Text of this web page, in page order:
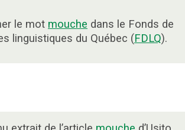
le mot mouche dans le Fonds de
linguistiques du Québec (FDLQ).